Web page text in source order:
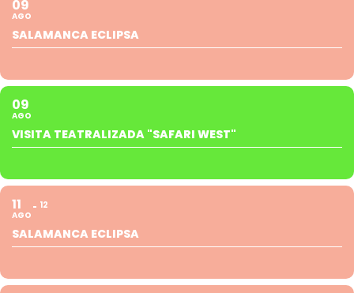
09
AGO
SALAMANCA ECLIPSA
09
AGO
VISITA TEATRALIZADA "SAFARI WEST"
11
AGO
12
SALAMANCA ECLIPSA